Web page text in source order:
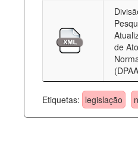
de
Etiquetas: legislação